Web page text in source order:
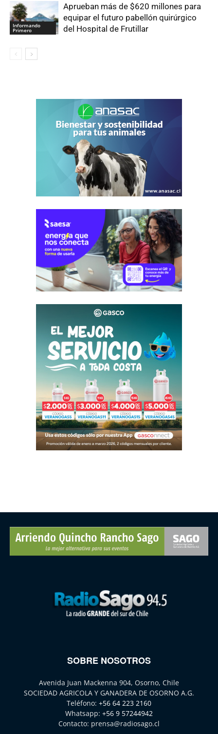
Informando
Primero
Aprueban más de $620 millones para
equipar el futuro pabellón quirúrgico
del Hospital de Frutillar
SOBRE NOSOTROS
Avenida Juan Mackenna 904, Osorno, Chile
SOCIEDAD AGRICOLA Y GANADERA DE OSORNO A.G.
Teléfono: +56 64 223 2160
Whatsapp: +56 9 57244942
Contacto: prensa@radiosago.cl